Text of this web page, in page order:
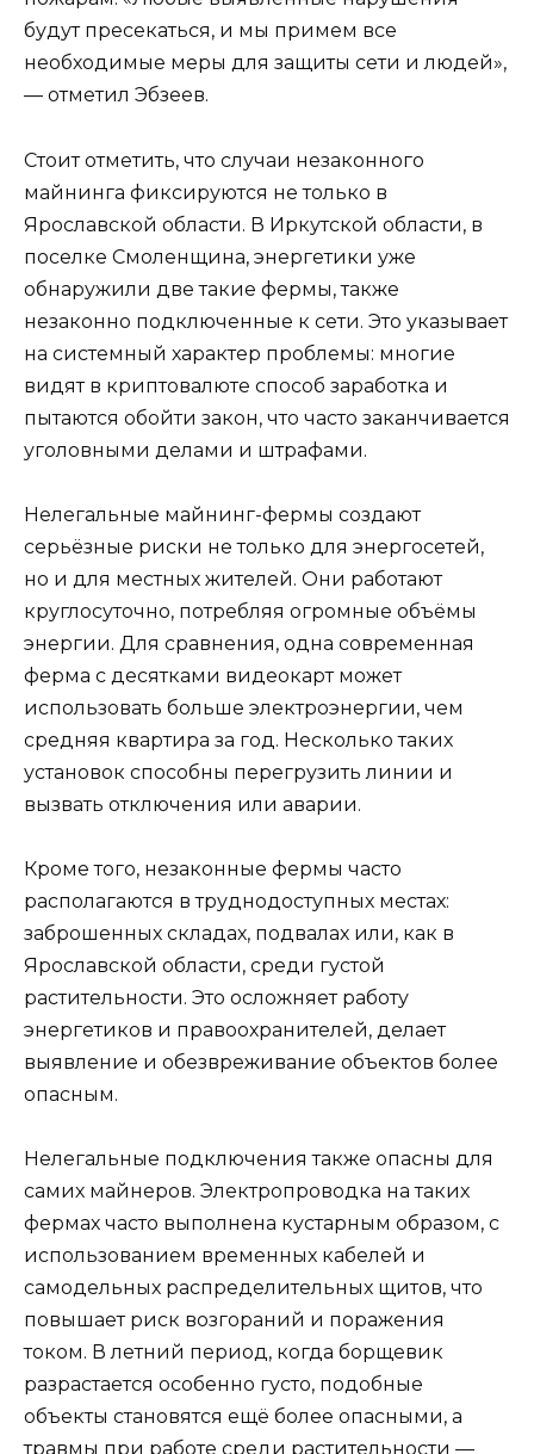
будут пресекаться, и мы примем все
необходимые меры для защиты сети и людей»,
— отметил Эбзеев.
Стоит отметить, что случаи незаконного
майнинга фиксируются не только в
Ярославской области. В Иркутской области, в
поселке Смоленщина, энергетики уже
обнаружили две такие фермы, также
незаконно подключенные к сети. Это указывает
на системный характер проблемы: многие
видят в криптовалюте способ заработка и
пытаются обойти закон, что часто заканчивается
уголовными делами и штрафами.
Нелегальные майнинг-фермы создают
серьёзные риски не только для энергосетей,
но и для местных жителей. Они работают
круглосуточно, потребляя огромные объёмы
энергии. Для сравнения, одна современная
ферма с десятками видеокарт может
использовать больше электроэнергии, чем
средняя квартира за год. Несколько таких
установок способны перегрузить линии и
вызвать отключения или аварии.
Кроме того, незаконные фермы часто
располагаются в труднодоступных местах:
заброшенных складах, подвалах или, как в
Ярославской области, среди густой
растительности. Это осложняет работу
энергетиков и правоохранителей, делает
выявление и обезвреживание объектов более
опасным.
Нелегальные подключения также опасны для
самих майнеров. Электропроводка на таких
фермах часто выполнена кустарным образом, с
использованием временных кабелей и
самодельных распределительных щитов, что
повышает риск возгораний и поражения
током. В летний период, когда борщевик
разрастается особенно густо, подобные
объекты становятся ещё более опасными, а
травмы при работе среди растительности —